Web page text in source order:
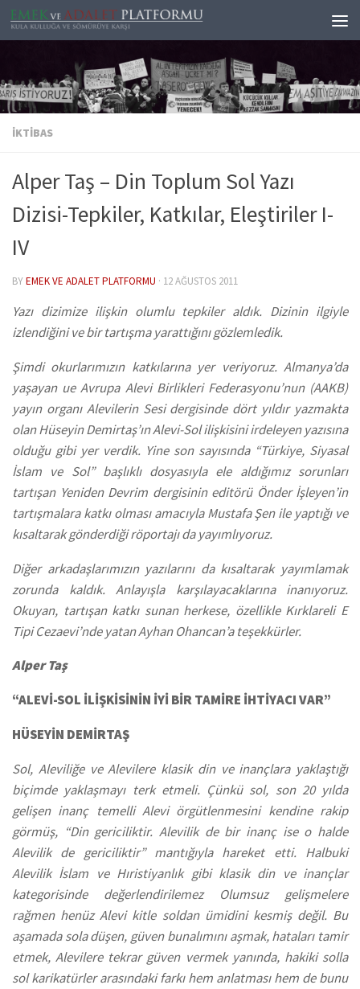
Skip to content
İKTIBAS
Alper Taş – Din Toplum Sol Yazı
Dizisi-Tepkiler, Katkılar, Eleştiriler I-
IV
BYEMEK VE ADALET PLATFORMU · 12 AĞUSTOS 2011
Yazı dizimize ilişkin olumlu tepkiler aldık. Dizinin ilgiyle
izlendiğini ve bir tartışma yarattığını gözlemledik.
Şimdi okurlarımızın katkılarına yer veriyoruz. Almanya’da
yaşayan ue Avrupa Alevi Birlikleri Federasyonu’nun (AAKB)
yayın organı Alevilerin Sesi dergisinde dört yıldır yazmakta
olan Hüseyin Demirtaş’ın Alevi-Sol ilişkisini irdeleyen yazısına
olduğu gibi yer verdik. Yine son sayısında “Türkiye, Siyasal
İslam ve Sol” başlıklı dosyasıyla ele aldığımız sorunları
tartışan Yeniden Devrim dergisinin editörü Önder İşleyen’in
tartışmalara katkı olması amacıyla Mustafa Şen ile yaptığı ve
kısaltarak gönderdiği röportajı da yayımlıyoruz.
Diğer arkadaşlarımızın yazılarını da kısaltarak yayımlamak
zorunda kaldık. Anlayışla karşılayacaklarına inanıyoruz.
Okuyan, tartışan katkı sunan herkese, özellikle Kırklareli E
Tipi Cezaevi’nde yatan Ayhan Ohancan’a teşekkürler.
Alper Taş
“ALEVİ-SOL İLİŞKİSİNİN İYİ BİR TAMİRE İHTİYACI VAR”
HÜSEYİN DEMİRTAŞ
Sol, Aleviliğe ve Alevilere klasik din ve inançlara yaklaştığı
biçimde yaklaşmayı terk etmeli. Çünkü sol, son 20 yılda
gelişen inanç temelli Alevi örgütlenmesini kendine rakip
görmüş, “Din gericiliktir. Alevilik de bir inanç ise o halde
Alevilik de gericiliktir” mantığıyla hareket etti. Halbuki
Alevilik İslam ve Hıristiyanlık gibi klasik din ve inançlar
kategorisinde değerlendirilemez Olumsuz gelişmelere
rağmen henüz Alevi kitle soldan ümidini kesmiş değil. Bu
aşamada sola düşen, güven bunalımını aşmak, hataları tamir
etmek, Alevilere tekrar güven vermek yanında, hakiki solla
sol karikatürler arasındaki farkı hem anlatması hem de bunu